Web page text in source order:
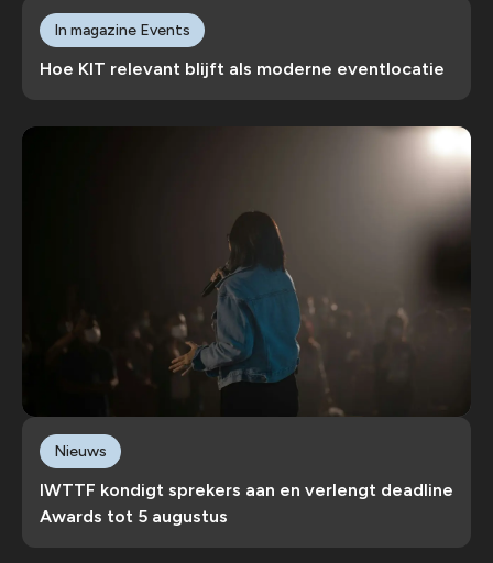
Hoe KIT relevant blijft als moderne eventlocatie
In magazine Events
IWTTF kondigt sprekers aan en verlengt deadline
Awards tot 5 augustus
Nieuws